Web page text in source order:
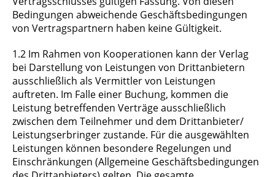
Bedingungen abweichende Geschäftsbedingungen
von Vertragspartnern haben keine Gültigkeit.
1.2 Im Rahmen von Kooperationen kann der Verlag
bei Darstellung von Leistungen von Drittanbietern
ausschließlich als Vermittler von Leistungen
auftreten. Im Falle einer Buchung, kommen die
Leistung betreffenden Verträge ausschließlich
zwischen dem Teilnehmer und dem Drittanbieter/
Leistungserbringer zustande. Für die ausgewählten
Leistungen können besondere Regelungen und
Einschränkungen (Allgemeine Geschäftsbedingungen